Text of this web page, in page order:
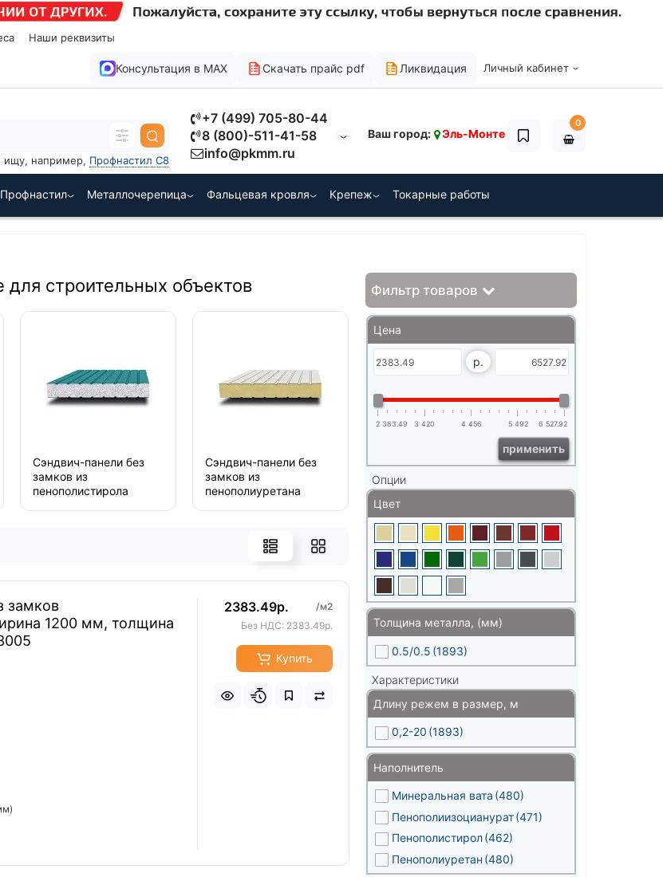
Наши реквизиты
Личный кабинет
Консультация в MAX Скачать прайс pdf Ликвидация
+7 (499) 705-80-44
8 (800)-511-41-58
info@pkmm.ru
ищу, например, Профнастил С8
Ваш город: Эль-Монте
0
Профнастил Металлочерепица Фальцевая кровля Крепеж Токарные работы
строительных объектов
Сэндвич-панели без
замков из
пенополистирола
Сэндвич-панели без
замков из
пенополиуретана
замков
1200 мм, толщина
2383.49р.
/м2
Без НДС: 2383.49р.
Купить
Фильтр товаров
Цена
р.
2 383.49 3 420 4 456 5 492 6 527.92
применить
Опции
Цвет
Толщина металла, (мм)
0.5/0.5 (1893)
Характеристики
Длину режем в размер, м
0,2-20 (1893)
Наполнитель
Минеральная вата (480)
Пенополиизоцианурат (471)
Пенополистирол (462)
Пенополиуретан (480)